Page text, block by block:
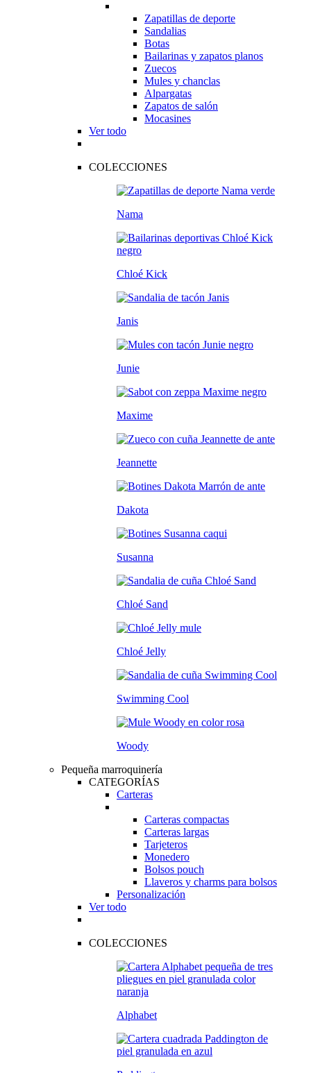
Zapatillas de deporte
Sandalias
Botas
Bailarinas y zapatos planos
Zuecos
Mules y chanclas
Alpargatas
Zapatos de salón
Mocasines
Ver todo
COLECCIONES
Nama
Chloé Kick
Janis
Junie
Maxime
Jeannette
Dakota
Susanna
Chloé Sand
Chloé Jelly
Swimming Cool
Woody
Pequeña marroquinería
CATEGORÍAS
Carteras
Carteras compactas
Carteras largas
Tarjeteros
Monedero
Bolsos pouch
Llaveros y charms para bolsos
Personalización
Ver todo
COLECCIONES
Alphabet